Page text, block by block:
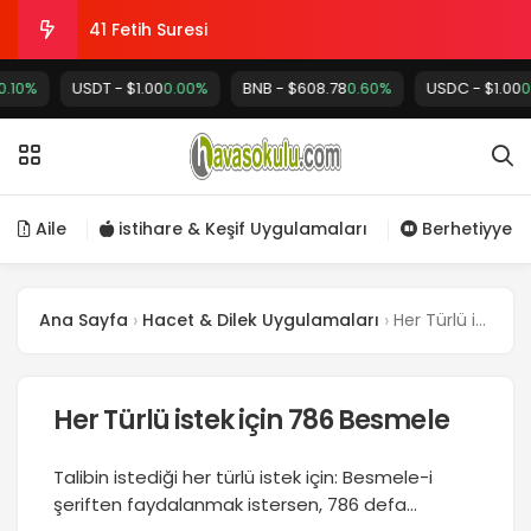
41 Fetih Suresi
Büyük ismi Azam Tövbe Duası
Uyanık şekilde istihare
Kalp ile zikir ve Allah’ın zikredeni zikretmesi
USDT - $1.000.00% BNB - $608.780.60% USDC - $1.000.00%
Aile istihare & Keşif Uygulamaları Berhetiyye
Ana Sayfa Hacet & Dilek Uygulamaları Her Türlü istek için 786 Besmele
Her Türlü istek için 786 Besmele
Talibin istediği her türlü istek için: Besmele-i
şeriften faydalanmak istersen, 786 defa